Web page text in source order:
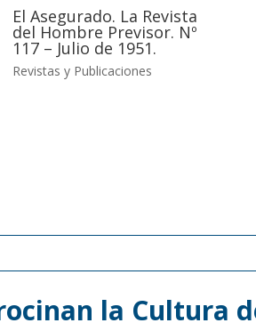
El Asegurado. La Revista
del Hombre Previsor. Nº
117 – Julio de 1951.
Revistas y Publicaciones
la Cultura